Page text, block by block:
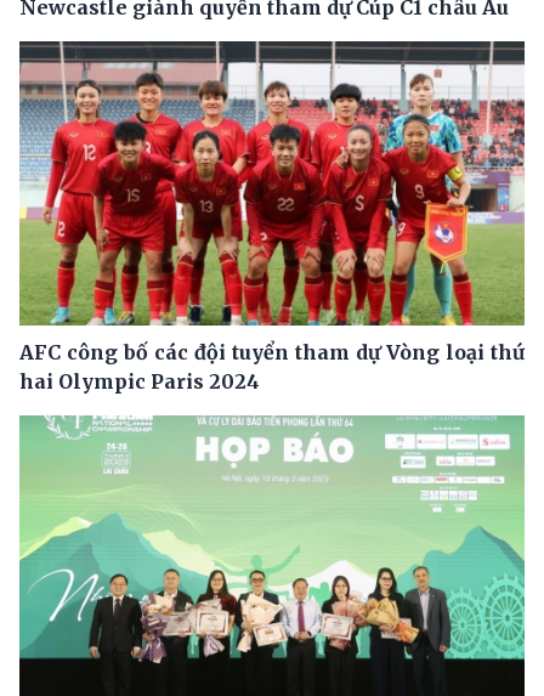
Newcastle giành quyền tham dự Cúp C1 châu Âu
AFC công bố các đội tuyển tham dự Vòng loại thứ
hai Olympic Paris 2024